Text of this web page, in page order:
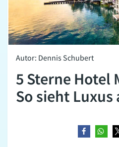
Autor: Dennis Schubert
5 Sterne Hotel
So sieht Luxus